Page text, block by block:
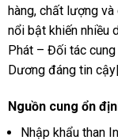
hàng, chất lượng
nổi bật khiến nhiều
Phát – Đối tác
Dương đáng tin
Nguồn cung ổn
Nhập khẩu than